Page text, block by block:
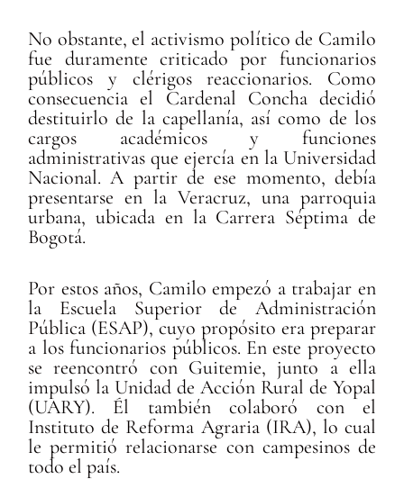
No obstante, el activismo político de Camilo
fue duramente criticado por funcionarios
públicos y clérigos reaccionarios. Como
consecuencia el Cardenal Concha decidió
destituirlo de la capellanía, así como de los
cargos académicos y funciones
administrativas que ejercía en la Universidad
Nacional. A partir de ese momento, debía
presentarse en la Veracruz, una parroquia
urbana, ubicada en la Carrera Séptima de
Bogotá.
Por estos años, Camilo empezó a trabajar en
la Escuela Superior de Administración
Pública (ESAP), cuyo propósito era preparar
a los funcionarios públicos. En este proyecto
se reencontró con Guitemie, junto a ella
impulsó la Unidad de Acción Rural de Yopal
(UARY). Él también colaboró con el
Instituto de Reforma Agraria (IRA), lo cual
le permitió relacionarse con campesinos de
todo el país.